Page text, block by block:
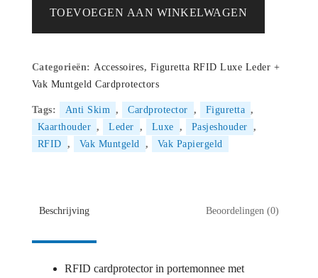
Protector
Portemonnee
met
Rits
–
Leder
RFID
GOAT
BLAUW
TOEVOEGEN AAN WINKELWAGEN
Categorieën: Accessoires, Figuretta RFID Luxe Leder +
Vak Muntgeld Cardprotectors
Tags: Anti Skim , Cardprotector , Figuretta ,
Kaarthouder , Leder , Luxe , Pasjeshouder ,
RFID , Vak Muntgeld , Vak Papiergeld
Beschrijving Beoordelingen (0)
RFID cardprotector in portemonnee met